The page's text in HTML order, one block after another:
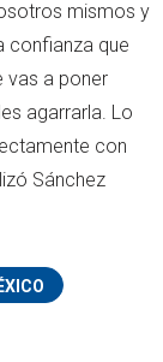
mismos y
confianza que
vas a poner
agarrarla. Lo
con
Sánchez